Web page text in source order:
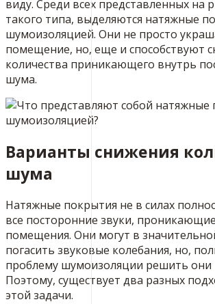
виду. Среди всех представленных на
такого типа, выделяются натяжные
шумоизоляцией. Они не просто
помещение, но, еще и способствуют
количества приникающего внутрь
шума.
Варианты снижения
шума
Натяжные покрытия не в силах
все посторонние звуки,
помещения. Они могут в
погасить звуковые колебания, но,
проблему шумоизоляции решить они
Поэтому, существует два разных
этой задачи.